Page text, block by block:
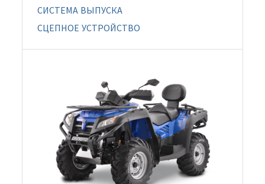
СИСТЕМА ВЫПУСКА
СЦЕПНОЕ УСТРОЙСТВО